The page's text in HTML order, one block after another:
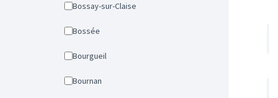
Bossay-sur-Claise
Bossée
Bourgueil
Bournan